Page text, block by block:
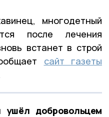
многодетный
после лечения
встанет в строй
сайт газеты
добровольцем